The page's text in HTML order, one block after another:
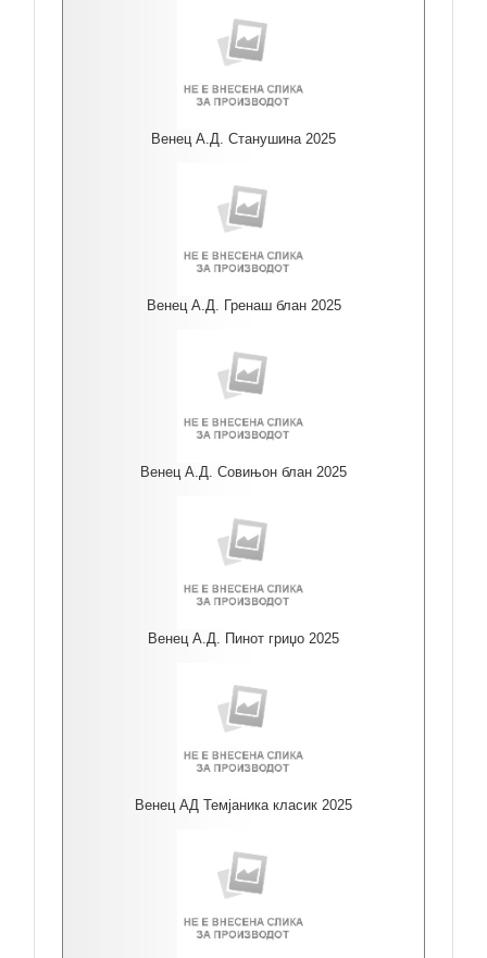
Венец А.Д. Станушина 2025
Венец А.Д. Гренаш блан 2025
Венец А.Д. Совињон блан 2025
Венец А.Д. Пинот гриџо 2025
Венец АД Темјаника класик 2025